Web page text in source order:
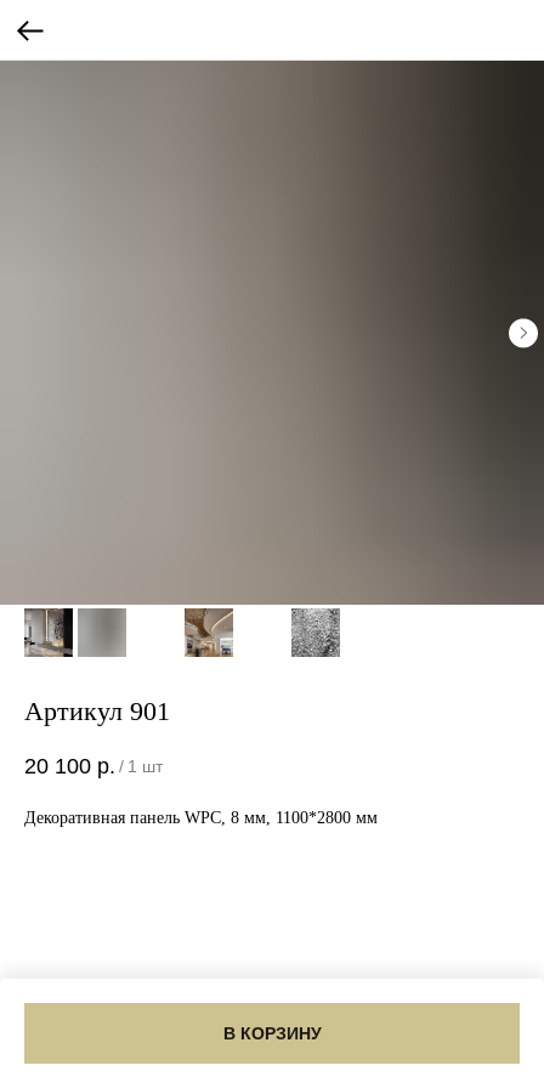
Артикул 901
20 100 р. / 1 шт
В КОРЗИНУ
Декоративная панель WPC, 8 мм, 1100*2800 мм